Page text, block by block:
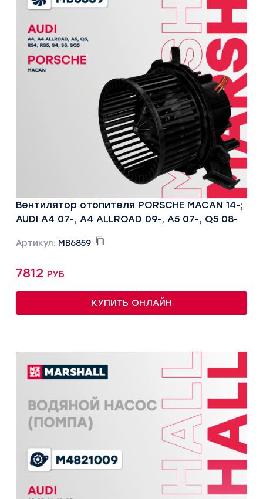
Вентилятор отопителя PORSCHE MACAN 14-;
AUDI A4 07-, A4 ALLROAD 09-, A5 07-, Q5 08-
Артикул: MB6859
7812 руб
КУПИТЬ ОНЛАЙН